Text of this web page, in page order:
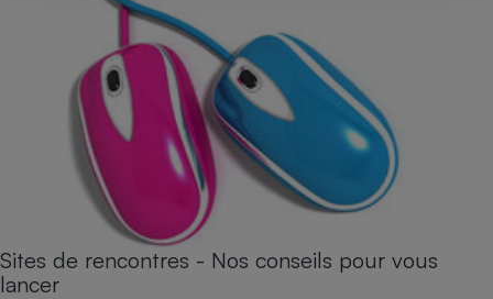
Sites de rencontres - Nos conseils pour vous
lancer